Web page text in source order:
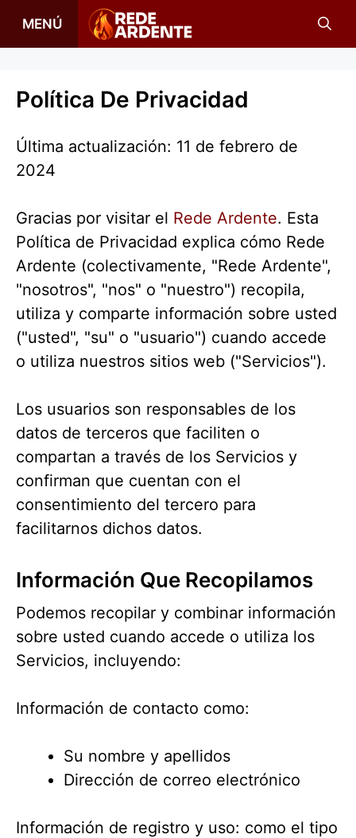
MENÚ
Política De Privacidad
Última actualización: 11 de febrero de
2024
Gracias por visitar el Rede Ardente. Esta
Política de Privacidad explica cómo Rede
Ardente (colectivamente, "Rede Ardente",
"nosotros", "nos" o "nuestro") recopila,
utiliza y comparte información sobre usted
("usted", "su" o "usuario") cuando accede
o utiliza nuestros sitios web ("Servicios").
Los usuarios son responsables de los
datos de terceros que faciliten o
compartan a través de los Servicios y
confirman que cuentan con el
consentimiento del tercero para
facilitarnos dichos datos.
Información Que Recopilamos
Podemos recopilar y combinar información
sobre usted cuando accede o utiliza los
Servicios, incluyendo:
Información de contacto como:
Su nombre y apellidos
Dirección de correo electrónico
Información de registro y uso: como el tipo